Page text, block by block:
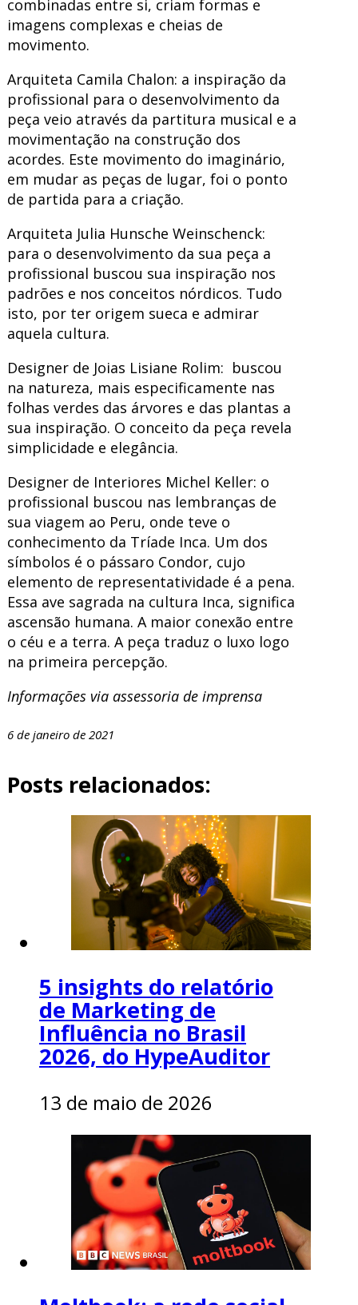
combinadas entre si, criam formas e
imagens complexas e cheias de
movimento.
Arquiteta Camila Chalon: a inspiração da
profissional para o desenvolvimento da
peça veio através da partitura musical e a
movimentação na construção dos
acordes. Este movimento do imaginário,
em mudar as peças de lugar, foi o ponto
de partida para a criação.
Arquiteta Julia Hunsche Weinschenck:
para o desenvolvimento da sua peça a
profissional buscou sua inspiração nos
padrões e nos conceitos nórdicos. Tudo
isto, por ter origem sueca e admirar
aquela cultura.
Designer de Joias Lisiane Rolim: buscou
na natureza, mais especificamente nas
folhas verdes das árvores e das plantas a
sua inspiração. O conceito da peça revela
simplicidade e elegância.
Designer de Interiores Michel Keller: o
profissional buscou nas lembranças de
sua viagem ao Peru, onde teve o
conhecimento da Tríade Inca. Um dos
símbolos é o pássaro Condor, cujo
elemento de representatividade é a pena.
Essa ave sagrada na cultura Inca, significa
ascensão humana. A maior conexão entre
o céu e a terra. A peça traduz o luxo logo
na primeira percepção.
Informações via assessoria de imprensa
6 de janeiro de 2021
Posts relacionados:
5 insights do relatório
de Marketing de
Influência no Brasil
2026, do HypeAuditor
13 de maio de 2026